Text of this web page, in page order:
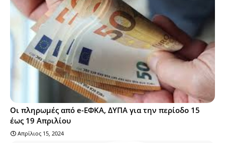
Οι πληρωμές από e-ΕΦΚΑ, ΔΥΠΑ για την περίοδο 15
έως 19 Απριλίου
Απρίλιος 15, 2024